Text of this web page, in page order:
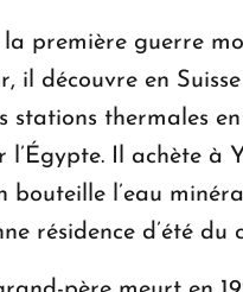
première guerre
il découvre en
stations thermales
l’Égypte. Il achète à
bouteille l’eau
résidence d’été du